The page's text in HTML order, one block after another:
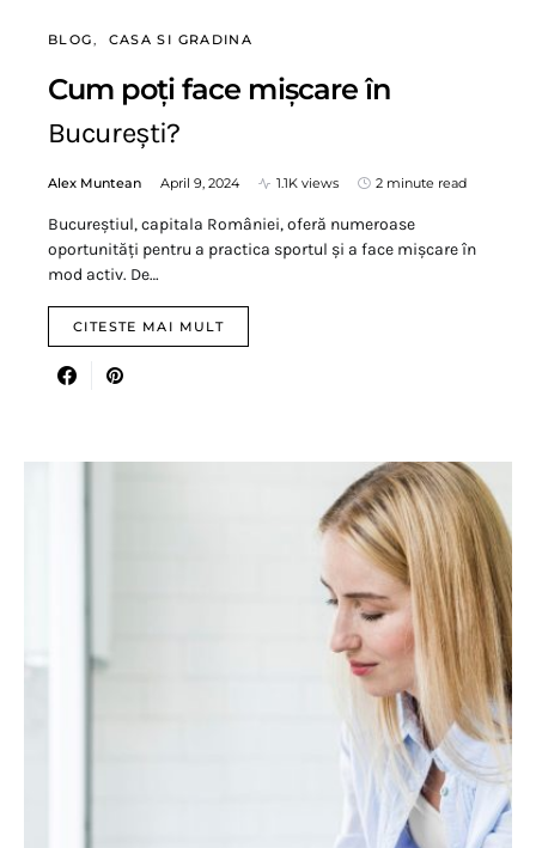
BLOG CASA SI GRADINA
Cum poți face mișcare în
București?
Alex Muntean April 9, 2024 1.1K views 2 minute read
Bucureștiul, capitala României, oferă numeroase
oportunități pentru a practica sportul și a face mișcare în
mod activ. De…
CITESTE MAI MULT